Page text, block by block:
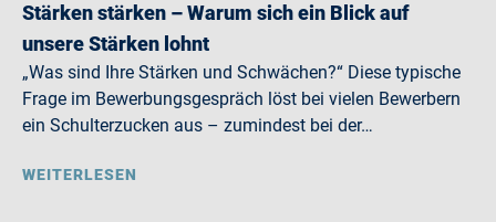
Stärken stärken – Warum sich ein Blick auf
unsere Stärken lohnt
„Was sind Ihre Stärken und Schwächen?“ Diese typische
Frage im Bewerbungsgespräch löst bei vielen Bewerbern
ein Schulterzucken aus – zumindest bei der…
WEITERLESEN